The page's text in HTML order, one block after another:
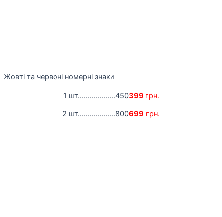
Жовті та червоні номерні знаки
1 шт...................450399 грн.
2 шт...................800699 грн.